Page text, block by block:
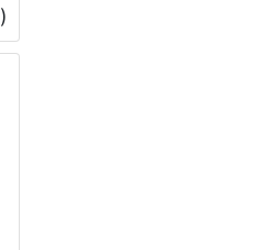
(4)